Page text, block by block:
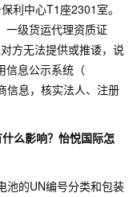
利中心T1座2301室。
一级货运代理资质证
方无法提供或推诿，说
信息公示系统（
信息，核实法人、注册
么影响？怡悦国际怎
池的UN编号分类和包装